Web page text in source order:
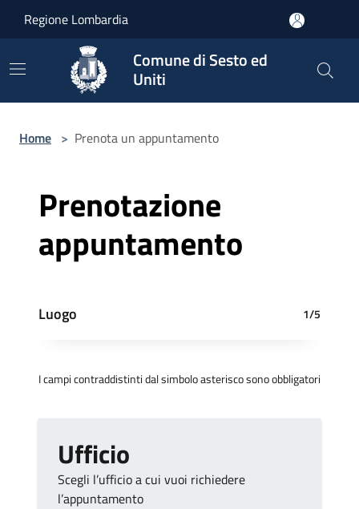
Regione Lombardia
Comune di Sesto ed
Uniti
Home > Prenota un appuntamento
Prenotazione
appuntamento
Luogo 1/5
I campi contraddistinti dal simbolo asterisco sono obbligatori
Ufficio
Scegli l’ufficio a cui vuoi richiedere
l’appuntamento